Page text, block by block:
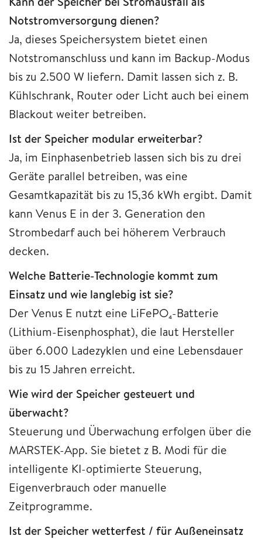
Notstromversorgung dienen?
Ja, dieses Speichersystem bietet einen
Notstromanschluss und kann im Backup-Modus
bis zu 2.500 W liefern. Damit lassen sich z. B.
Kühlschrank, Router oder Licht auch bei einem
Blackout weiter betreiben.
Ist der Speicher modular erweiterbar?
Ja, im Einphasenbetrieb lassen sich bis zu drei
Geräte parallel betreiben, was eine
Gesamtkapazität bis zu 15,36 kWh ergibt. Damit
kann Venus E in der 3. Generation den
Strombedarf auch bei höherem Verbrauch
decken.
Welche Batterie-Technologie kommt zum
Einsatz und wie langlebig ist sie?
Der Venus E nutzt eine LiFePO₄-Batterie
(Lithium-Eisenphosphat), die laut Hersteller
über 6.000 Ladezyklen und eine Lebensdauer
bis zu 15 Jahren erreicht.
Wie wird der Speicher gesteuert und
überwacht?
Steuerung und Überwachung erfolgen über die
MARSTEK-App. Sie bietet z B. Modi für die
intelligente KI-optimierte Steuerung,
Eigenverbrauch oder manuelle
Zeitprogramme.
Ist der Speicher wetterfest / für Außeneinsatz